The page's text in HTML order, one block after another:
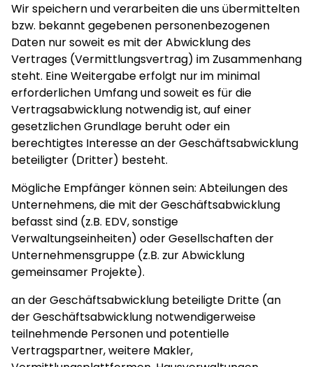
Wir speichern und verarbeiten die uns übermittelten
bzw. bekannt gegebenen personenbezogenen
Daten nur soweit es mit der Abwicklung des
Vertrages (Vermittlungsvertrag) im Zusammenhang
steht. Eine Weitergabe erfolgt nur im minimal
erforderlichen Umfang und soweit es für die
Vertragsabwicklung notwendig ist, auf einer
gesetzlichen Grundlage beruht oder ein
berechtigtes Interesse an der Geschäftsabwicklung
beteiligter (Dritter) besteht.
Mögliche Empfänger können sein: Abteilungen des
Unternehmens, die mit der Geschäftsabwicklung
befasst sind (z.B. EDV, sonstige
Verwaltungseinheiten) oder Gesellschaften der
Unternehmensgruppe (z.B. zur Abwicklung
gemeinsamer Projekte).
an der Geschäftsabwicklung beteiligte Dritte (an
der Geschäftsabwicklung notwendigerweise
teilnehmende Personen und potentielle
Vertragspartner, weitere Makler,